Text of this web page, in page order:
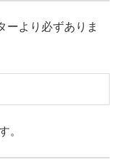
ーより必ずありま
。